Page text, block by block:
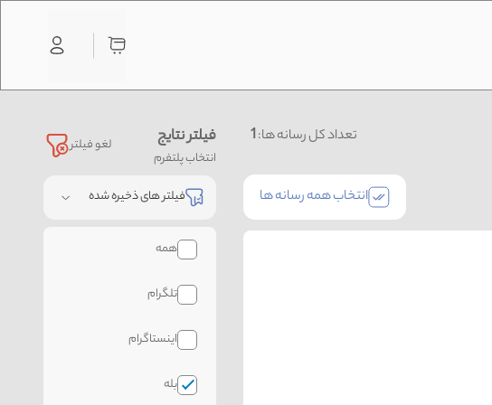
لغو فیلتر فیلتر نتایج
انتخاب پلتفرم
فیلتر های ذخیره شده
همه
تلگرام
اینستاگرام
بله
تعداد کل رسانه ها:1
انتخاب همه رسانه ها